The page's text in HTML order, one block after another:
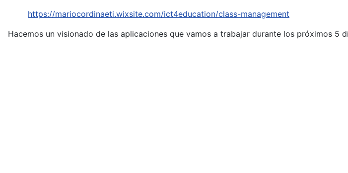
https://mariocordinaeti.wixsite.com/ict4education/class-management
Hacemos un visionado de las aplicaciones que vamos a trabajar durante los próximos 5